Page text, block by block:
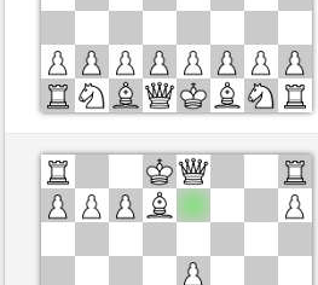
Negras
Haniaro (2025)
Blancas
BingoTheRooket (1438)
Esta partida es por puntos